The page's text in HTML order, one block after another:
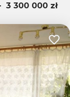
3 300 000 zł